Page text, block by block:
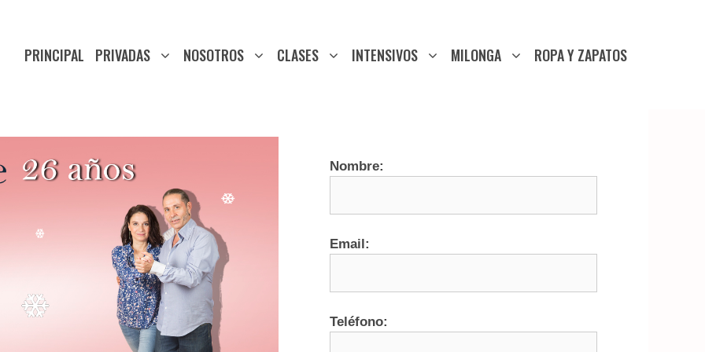
PRINCIPAL PRIVADAS NOSOTROS CLASES INTENSIVOS MILONGA ROPA Y ZAPATOS
Nombre:
Email:
Teléfono: